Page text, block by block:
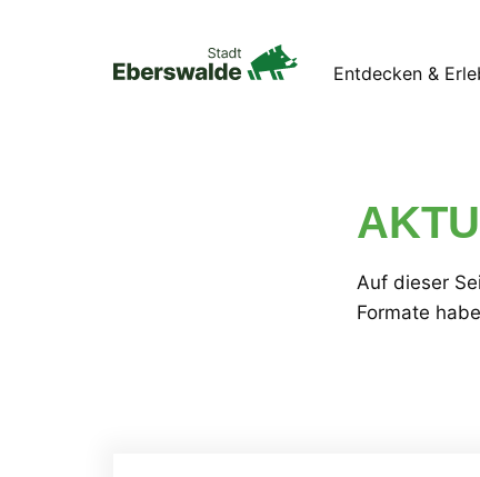
Entdecken &
Auf dieser
Formate